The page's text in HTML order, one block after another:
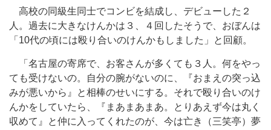
高校の同級生同士でコンビを結成し、デビューした２
人。過去に大きなけんかは３、４回したそうで、おぼんは
「10代の頃には殴り合いのけんかもしました」と回顧。
「名古屋の寄席で、お客さんが多くても３人。何をやっ
ても受けないの。自分の腕がないのに、『おまえの突っ込
みが悪いから』と相棒のせいにする。それで殴り合いのけ
んかをしていたら、『まあまあまあ。とりあえず今は丸く
収めて』と仲に入ってくれたのが、今は亡き（三笑亭）夢